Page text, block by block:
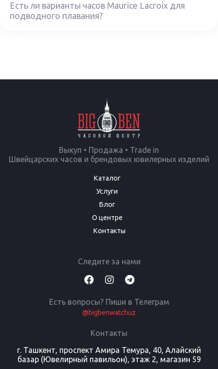
Есть ли варианты часов Maurice Lacroix для
подводного плавания?
Выкуп • Продажа • Trade in
Швейцарских часов и брендовых ювилерных изделий
Каталог
Услуги
Блог
О центре
Контакты
Следите за нами
Есть вопросы? Пиши в Телеграм
@bigbenwatchuz
Контакты
г. Ташкент, проспект Амира Темура, 40, Алайский
базар (Ювелирный павильон), этаж 2, магазин 59